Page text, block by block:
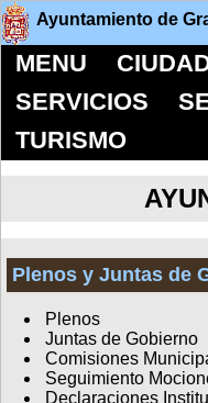
Ayuntamiento de
MENU
SERVICIOS
TURISMO
Plenos y Juntas de
Plenos
Juntas de Gobierno
Comisiones
Seguimiento
Declaraciones